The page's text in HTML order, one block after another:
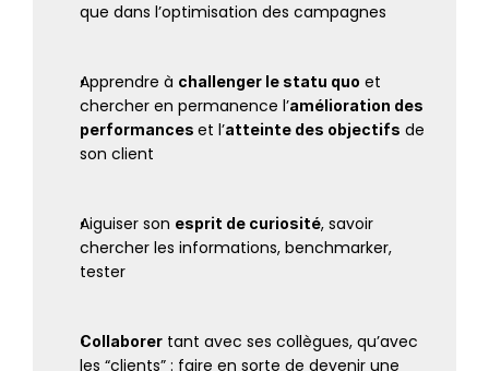
que dans l’optimisation des campagnes
Apprendre à challenger le statu quo et
chercher en permanence l’amélioration des
performances et l’atteinte des objectifs de
son client
Aiguiser son esprit de curiosité, savoir
chercher les informations, benchmarker,
tester
Collaborer tant avec ses collègues, qu’avec
les “clients” : faire en sorte de devenir une